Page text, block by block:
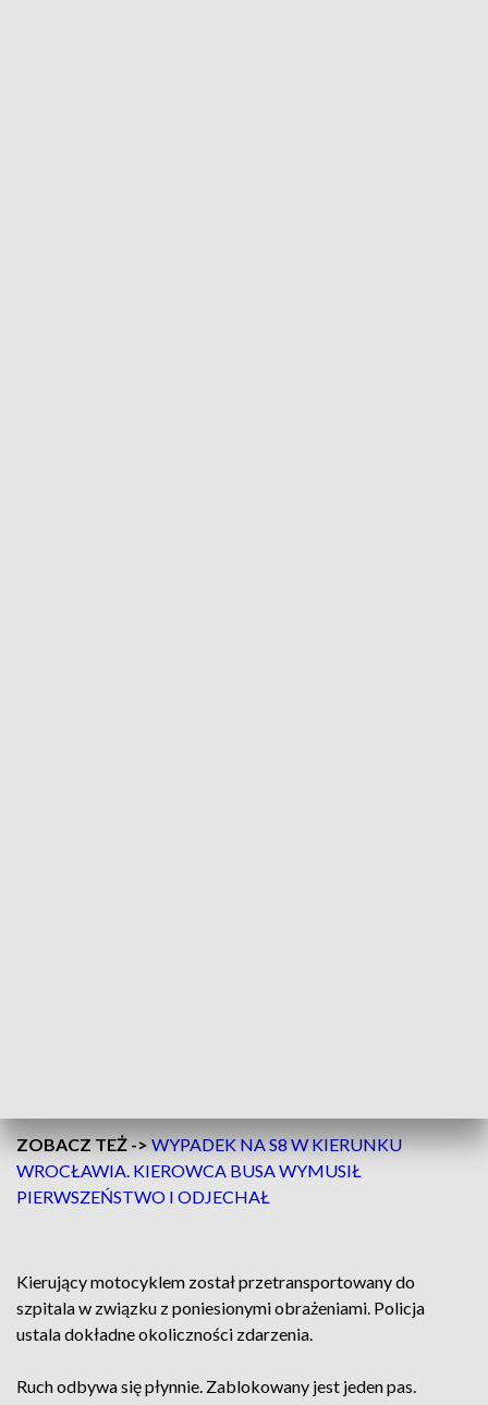
ZOBACZ TEŻ ->WYPADEK NA S8 W KIERUNKU
WROCŁAWIA. KIEROWCA BUSA WYMUSIŁ
PIERWSZEŃSTWO I ODJECHAŁ
Kierujący motocyklem został przetransportowany do
szpitala w związku z poniesionymi obrażeniami. Policja
ustala dokładne okoliczności zdarzenia.
Ruch odbywa się płynnie. Zablokowany jest jeden pas.